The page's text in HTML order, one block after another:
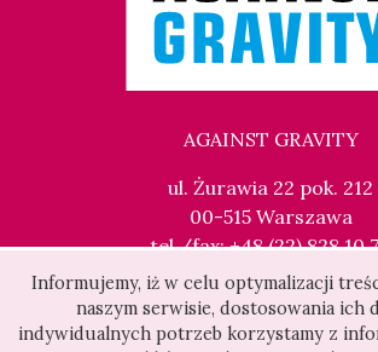
Informujemy, iż w celu optymalizacji
naszym serwisie, dostosowania ich
indywidualnych potrzeb korzystamy z
AGAINST GRAVITY
ul. Żurawia 22 pok. 212
00-515 Warszawa
tel./fax: +48 (22) 828 10